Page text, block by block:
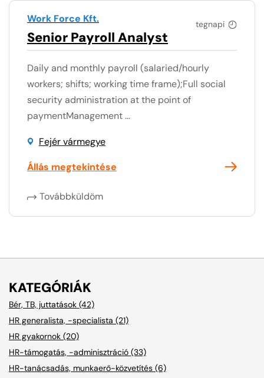
tegnapi
Work Force Kft.
Senior Payroll Analyst
Daily and monthly payroll (salaried/hourly
workers; shifts; working time frame);Full social
security administration at the point of
paymentManagement ...
Fejér vármegye
Állás megtekintése
Továbbküldöm
KATEGÓRIÁK
Bér, TB, juttatások (42)
HR generalista, -specialista (21)
HR gyakornok (20)
HR-támogatás, -adminisztráció (33)
HR-tanácsadás, munkaerő-közvetítés (6)